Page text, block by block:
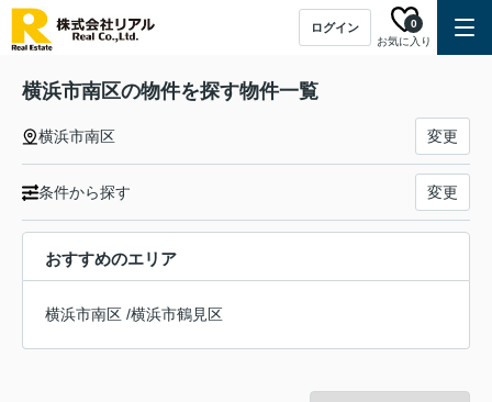
ログイン
お気に入り
0
横浜市南区の物件を探す物件一覧
横浜市南区 変更
条件から探す 変更
おすすめのエリア
横浜市南区 /横浜市鶴見区